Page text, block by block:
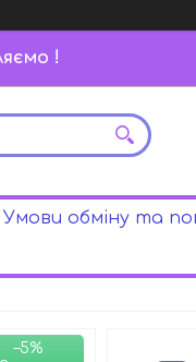
!
Умови обміну та
–5%